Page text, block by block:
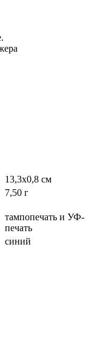
13,3х0,8 см
7,50 г
тампопечать и УФ-
печать
синий